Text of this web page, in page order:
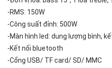
-RMS: 150W
-Công suất đỉnh: 500W
-Màn hình led: dung lượng bình,
-Kết nối bluetooth
-Cổng USB/ TF card/ SD/ MMC